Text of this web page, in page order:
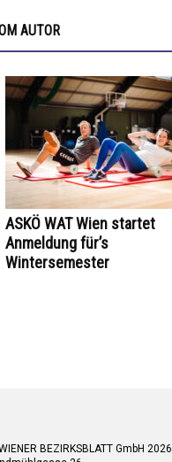
AUTOR
ASKÖ WAT Wien startet
Anmeldung für’s
Wintersemester
BEZIRKSBLATT GmbH 2026